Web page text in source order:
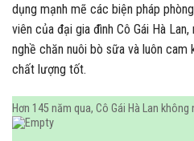
dụng mạnh mẽ các biện pháp
viên của đại gia đình Cô Gái Hà
nghề chăn nuôi bò sữa và luôn
chất lượng tốt.
Hơn 145 năm qua, Cô Gái Hà Lan